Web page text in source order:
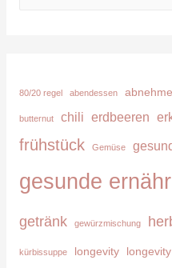
n
n
a
c
:
80/20 regel abendessen
butternut chili erdbeeren
frühstück Gemüse
gesunde
getränk gewürzmischung
kürbissuppe longevity